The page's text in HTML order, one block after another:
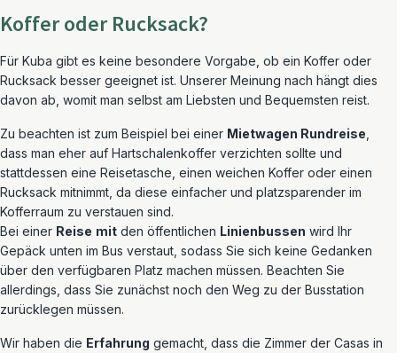
Koffer oder Rucksack?
Für Kuba gibt es keine besondere Vorgabe, ob ein Koffer oder
Rucksack besser geeignet ist. Unserer Meinung nach hängt dies
davon ab, womit man selbst am Liebsten und Bequemsten reist.
Zu beachten ist zum Beispiel bei einer Mietwagen Rundreise
dass man eher auf Hartschalenkoffer verzichten sollte und
stattdessen eine Reisetasche, einen weichen Koffer oder einen
Rucksack mitnimmt, da diese einfacher und platzsparender im
Kofferraum zu verstauen sind.
Bei einer Reise mit den öffentlichen Linienbussen wird Ihr
Gepäck unten im Bus verstaut, sodass Sie sich keine Gedanken
über den verfügbaren Platz machen müssen. Beachten Sie
allerdings, dass Sie zunächst noch den Weg zu der Busstation
zurücklegen müssen.
Wir haben die Erfahrung gemacht, dass die Zimmer der Casas in